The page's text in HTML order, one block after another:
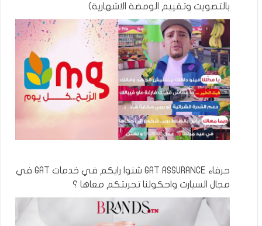
بالتصويت وتقييم الومضة الاشهارية)
حرفاء GAT ASSURANCE شنوا رايكم في خدمات GAT في
مجال السيارت واحكولنا تجربتكم معاها ؟